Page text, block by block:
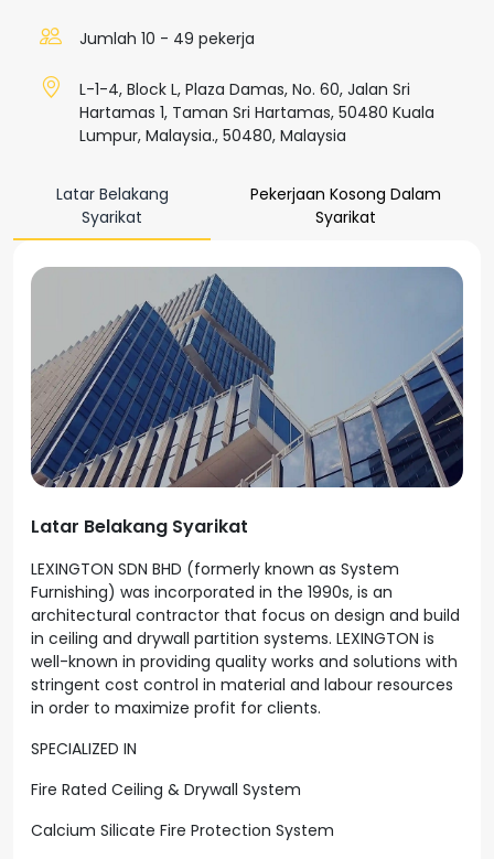
Jumlah 10 - 49 pekerja
L-1-4, Block L, Plaza Damas, No. 60, Jalan Sri
Hartamas 1, Taman Sri Hartamas, 50480 Kuala
Lumpur, Malaysia., 50480, Malaysia
Latar Belakang
Syarikat
Pekerjaan Kosong Dalam
Syarikat
Latar Belakang Syarikat
LEXINGTON SDN BHD (formerly known as System
Furnishing) was incorporated in the 1990s, is an
architectural contractor that focus on design and build
in ceiling and drywall partition systems. LEXINGTON is
well-known in providing quality works and solutions with
stringent cost control in material and labour resources
in order to maximize profit for clients.
SPECIALIZED IN
Fire Rated Ceiling & Drywall System
Calcium Silicate Fire Protection System